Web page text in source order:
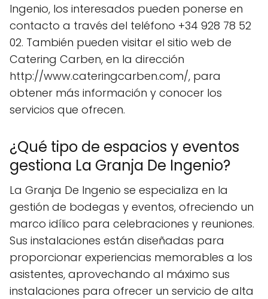
Ingenio, los interesados pueden ponerse en
contacto a través del teléfono +34 928 78 52
02. También pueden visitar el sitio web de
Catering Carben, en la dirección
http://www.cateringcarben.com/, para
obtener más información y conocer los
servicios que ofrecen.
¿Qué tipo de espacios y eventos
gestiona La Granja De Ingenio?
La Granja De Ingenio se especializa en la
gestión de bodegas y eventos, ofreciendo un
marco idílico para celebraciones y reuniones.
Sus instalaciones están diseñadas para
proporcionar experiencias memorables a los
asistentes, aprovechando al máximo sus
instalaciones para ofrecer un servicio de alta